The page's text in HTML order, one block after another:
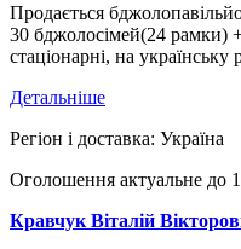
Продається
30 бджолосімей(24 рамки)
стаціонарні, на українську
Детальніше
Регіон і доставка: Україна
Оголошення актуальне до
Кравчук Віталій